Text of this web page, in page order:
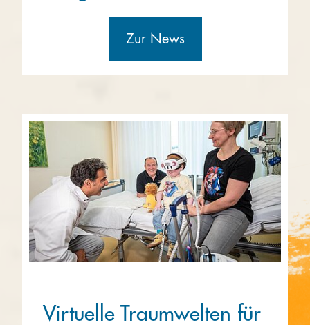
Zur News
Virtuelle Traumwelten für